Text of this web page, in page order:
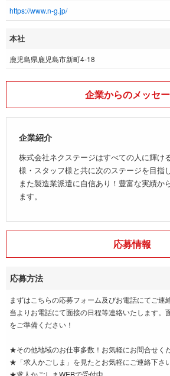
https://www.n-g.jp/
本社
鹿児島県鹿児島市新町4-18
企業からのメッセ
企業紹介
株式会社ネクステージはすべての人に輝け
様・スタッフ様と共に次のステージを目指し
また製造業派遣に自信あり！豊富な実績か
ます。
応募情報
応募方法
まずはこちらの応募フォーム及びお電話にてご連
当よりお電話にて面接の日程等連絡いたします。
をご準備ください！
★その他地域のお仕事多数！お気軽にお問合せく
★「求人かごしま」を見たとお気軽にご連絡下さい
★求人かごしまWEBで受付中